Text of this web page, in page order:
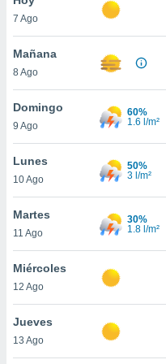
en
más
nuestra
de
cookies
aceptar
7 Ago
Mañana
8 Ago
Domingo
9 Ago
60%
1.6 l/m²
Lunes
10 Ago
50%
3 l/m²
Martes
11 Ago
30%
1.8 l/m²
Miércoles
12 Ago
Jueves
13 Ago